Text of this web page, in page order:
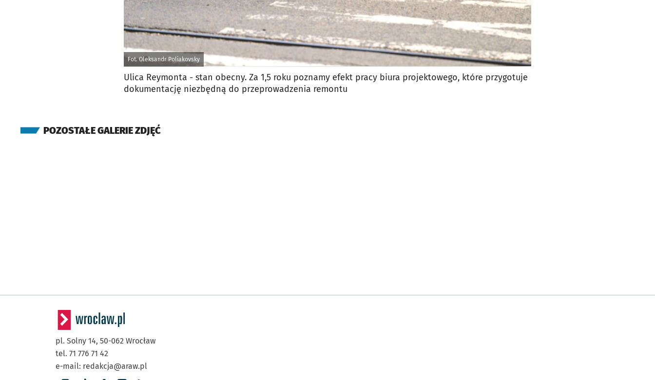
Fot. Oleksandr Poliakovsky
Ulica Reymonta - stan obecny. Za 1,5 roku poznamy efekt pracy biura projektowego, które przygotuje
dokumentację niezbędną do przeprowadzenia remontu
POZOSTAŁE GALERIE ZDJĘĆ
pl. Solny 14, 50-062 Wrocław
tel. 71 776 71 42
e-mail: redakcja@araw.pl